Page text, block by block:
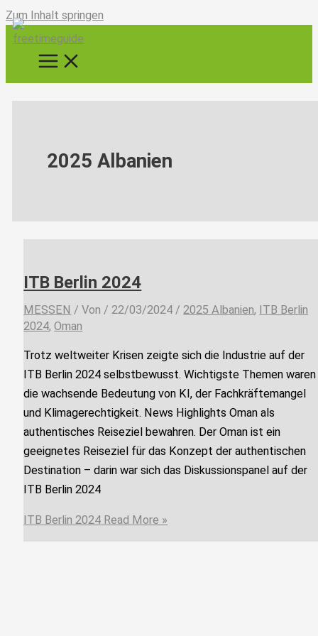
Zum Inhalt springen
2025 Albanien
ITB Berlin 2024
MESSEN / Von / 22/03/2024 / 2025 Albanien, ITB Berlin
2024,Oman
Trotz weltweiter Krisen zeigte sich die Industrie auf der
ITB Berlin 2024 selbstbewusst. Wichtigste Themen waren
die wachsende Bedeutung von KI, der Fachkräftemangel
und Klimagerechtigkeit. News Highlights Oman als
authentisches Reiseziel bewahren. Der Oman ist ein
geeignetes Reiseziel für das Konzept der authentischen
Destination – darin war sich das Diskussionspanel auf der
ITB Berlin 2024
ITB Berlin 2024 Read More »